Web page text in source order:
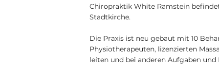
Chiropraktik White Ramstein
Stadtkirche.
Die Praxis ist neu gebaut mit 10
Physiotherapeuten, lizenzierten
leiten und bei anderen Aufgaben